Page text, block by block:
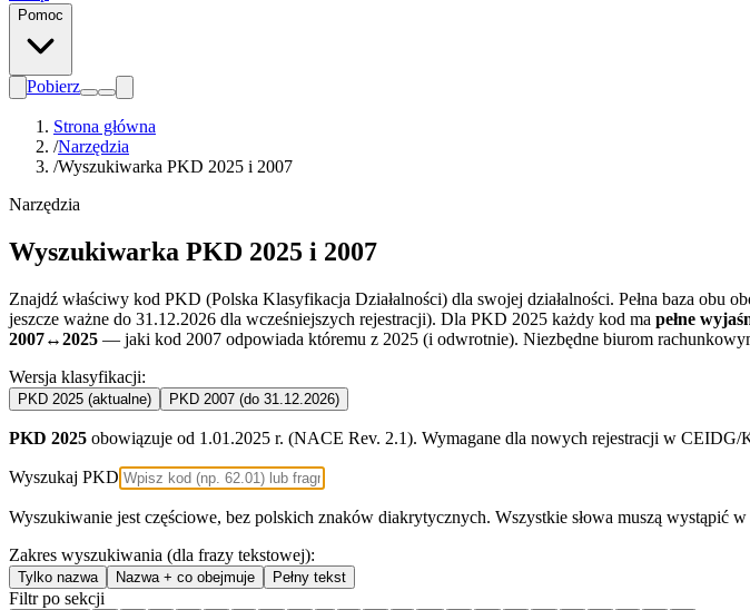
Pomoc
Pobierz
Strona główna
/Narzędzia
/Wyszukiwarka PKD 2025 i 2007
Narzędzia
Wyszukiwarka PKD 2025 i 2007
Znajdź właściwy kod PKD (Polska Klasyfikacja Działalności) dla swojej działalności. Pełna baza obu
jeszcze ważne do 31.12.2026 dla wcześniejszych rejestracji). Dla PKD 2025 każdy kod ma pełne
2007↔2025 — jaki kod 2007 odpowiada któremu z 2025 (i odwrotnie). Niezbędne biurom
Wersja klasyfikacji:
PKD 2025 (aktualne) PKD 2007 (do 31.12.2026)
PKD 2025 obowiązuje od 1.01.2025 r. (NACE Rev. 2.1). Wymagane dla nowych rejestracji w CEIDG/
Wyszukaj PKD
Wyszukiwanie jest częściowe, bez polskich znaków diakrytycznych. Wszystkie słowa muszą wystąpić
Zakres wyszukiwania (dla frazy tekstowej):
Tylko nazwa Nazwa + co obejmuje Pełny tekst
Filtr po sekcji